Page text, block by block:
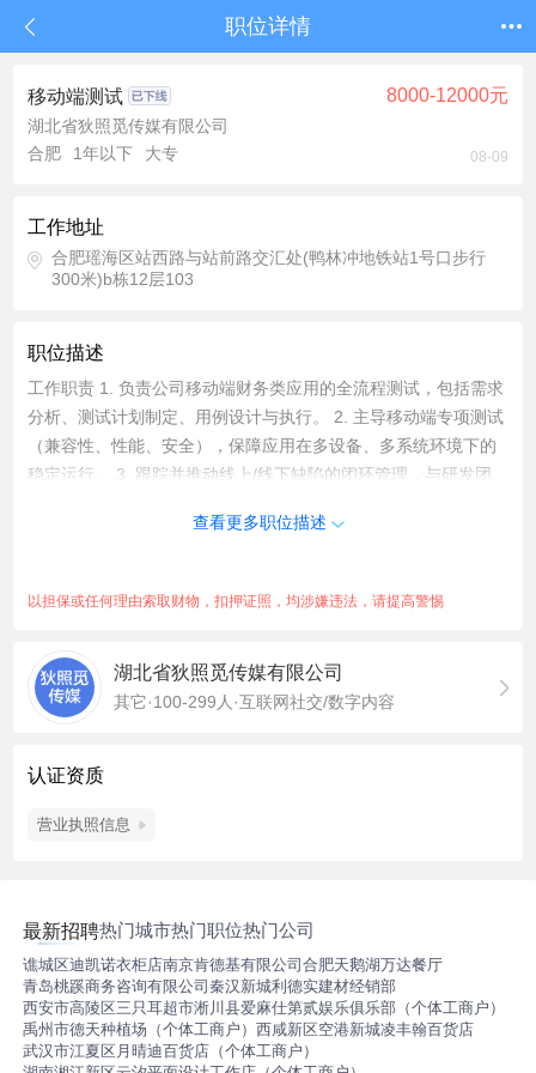
职位详情
移动端测试 8000-12000元
湖北省狄照觅传媒有限公司
合肥
1年以下 大专 08-09
工作地址
合肥瑶海区站西路与站前路交汇处(鸭林冲地铁站1号口步行
300米)b栋12层103
职位描述
工作职责 1. 负责公司移动端财务类应用的全流程测试，包括需求
分析、测试计划制定、用例设计与执行。 2. 主导移动端专项测试
（兼容性、性能、安全），保障应用在多设备、多系统环境下的
稳定运行。 3. 跟踪并推动线上/线下缺陷的闭环管理，与研发团
整体测试效率与质量标准。查看更多职位描述
以担保或任何理由索取财物，扣押证照，均涉嫌违法，请提高警惕
湖北省狄照觅传媒有限公司
其它·100-299人·互联网社交/数字内容
认证资质
营业执照信息
最新招聘热门城市热门职位热门公司
谯城区迪凯诺衣柜店南京肯德基有限公司合肥天鹅湖万达餐厅
青岛桃蹊商务咨询有限公司秦汉新城利德实建材经销部
西安市高陵区三只耳超市淅川县爱麻仕第贰娱乐俱乐部（个体工商户）
禹州市德天种植场（个体工商户）西咸新区空港新城凌丰翰百货店
武汉市江夏区月晴迪百货店（个体工商户）